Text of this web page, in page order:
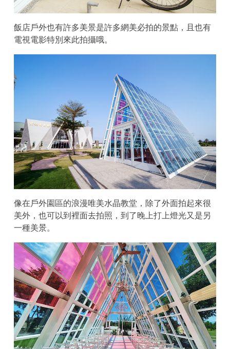
飯店戶外也有許多美景是許多網美必拍的景點，且也有
電視電影特別來此拍攝哦。
像在戶外園區的浪漫唯美水晶教堂，除了外面拍起來很
美外，也可以到裡面去拍照，到了晚上打上燈光又是另
一種美景。